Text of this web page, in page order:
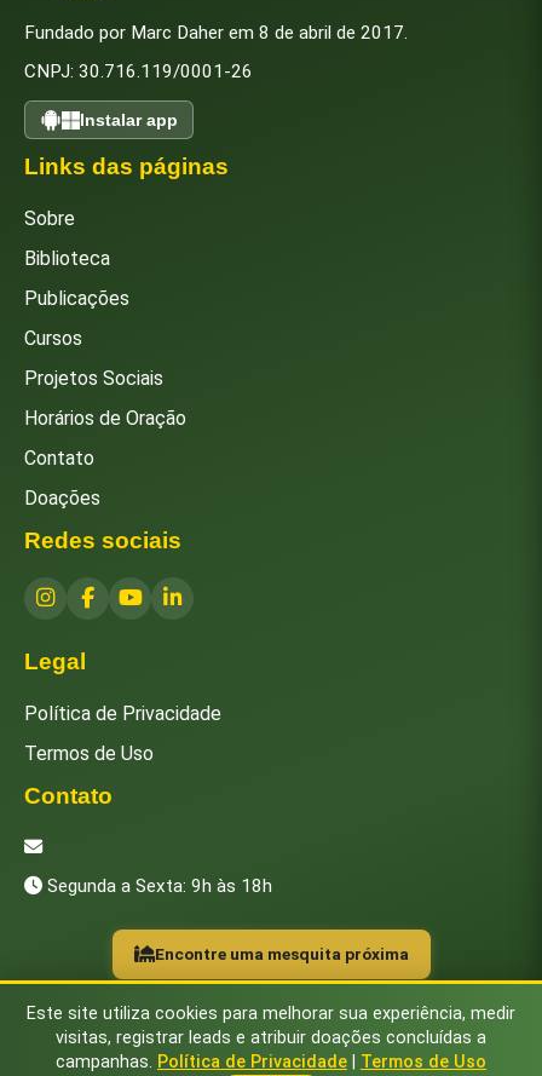
Fundado por Marc Daher em 8 de abril de 2017.
CNPJ: 30.716.119/0001-26
Instalar app
Links das páginas
Sobre
Biblioteca
Publicações
Cursos
Projetos Sociais
Horários de Oração
Contato
Doações
Redes sociais
Legal
Política de Privacidade
Termos de Uso
Contato
Segunda a Sexta: 9h às 18h
Encontre uma mesquita próxima
© 2026 Instituto Islâmico Brasileiro. Todos os direitos
Este site utiliza cookies para melhorar sua experiência, medir
visitas, registrar leads e atribuir doações concluídas a
campanhas. Política de Privacidade Termos de Uso